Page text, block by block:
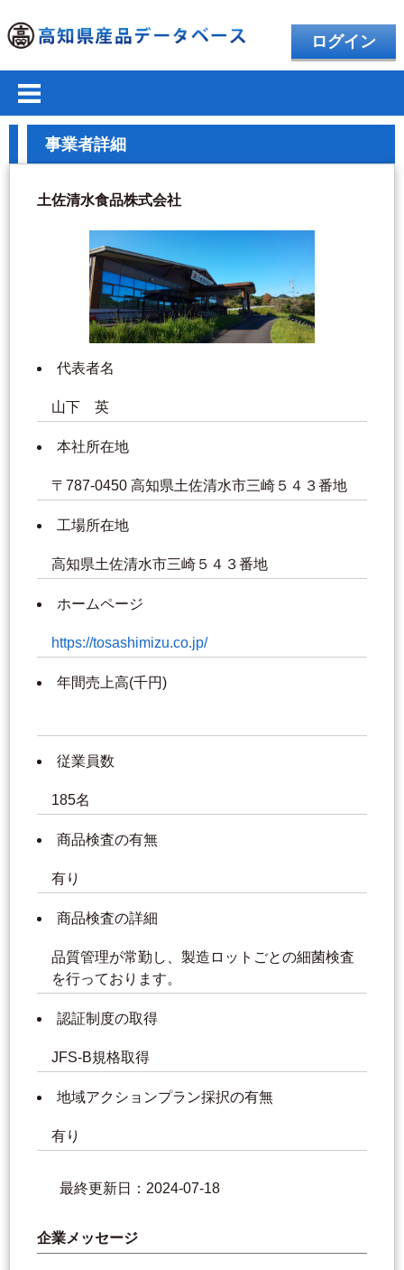
ログイン
事業者詳細
土佐清水食品株式会社
代表者名
山下 英
本社所在地
〒787-0450 高知県土佐清水市三崎５４３番地
工場所在地
高知県土佐清水市三崎５４３番地
ホームページ
https://tosashimizu.co.jp/
年間売上高(千円)
従業員数
185名
商品検査の有無
有り
商品検査の詳細
品質管理が常勤し、製造ロットごとの細菌検査
を行っております。
認証制度の取得
JFS-B規格取得
地域アクションプラン採択の有無
有り
最終更新日：2024-07-18
企業メッセージ